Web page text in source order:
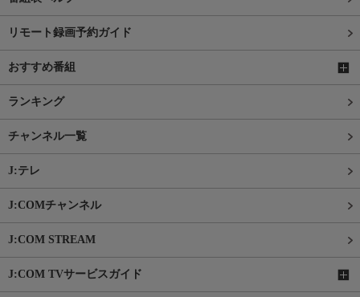
リモート録画予約ガイド
おすすめ番組
ランキング
チャンネル一覧
J:テレ
J:COMチャンネル
J:COM STREAM
J:COM TVサービスガイド